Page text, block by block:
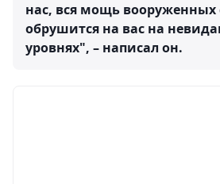
нас, вся мощь
обрушится на вас на
уровнях", – написал он.